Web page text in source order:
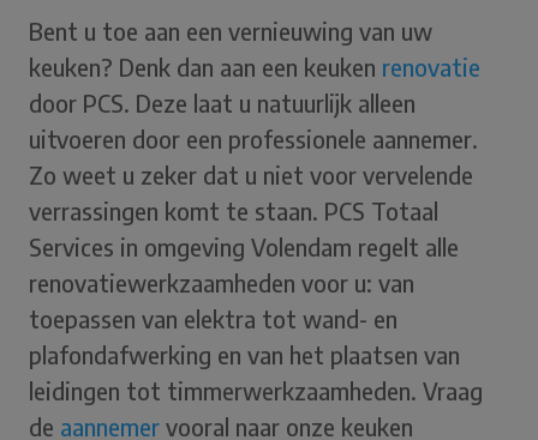
Bent u toe aan een vernieuwing van uw
keuken? Denk dan aan een keuken renovatie
door PCS. Deze laat u natuurlijk alleen
uitvoeren door een professionele aannemer.
Zo weet u zeker dat u niet voor vervelende
verrassingen komt te staan. PCS Totaal
Services in omgeving Volendam regelt alle
renovatiewerkzaamheden voor u: van
toepassen van elektra tot wand- en
plafondafwerking en van het plaatsen van
leidingen tot timmerwerkzaamheden. Vraag
de aannemer vooral naar onze keuken